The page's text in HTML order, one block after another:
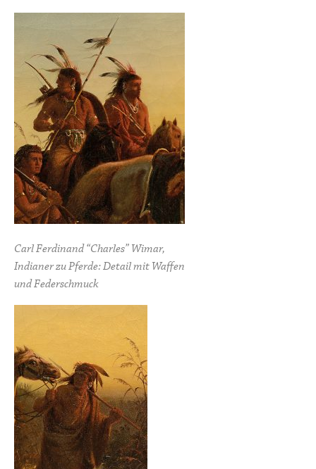
Carl Ferdinand “Charles” Wimar,
Indianer zu Pferde: Detail mit Waffen
und Federschmuck